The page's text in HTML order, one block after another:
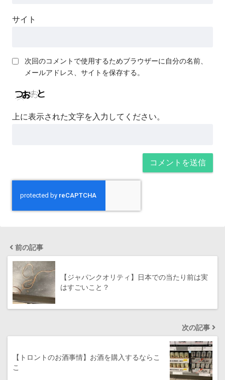
サイト
次回のコメントで使用するためブラウザーに自分の名前、
メールアドレス、サイトを保存する。
上に表示された文字を入力してください。
前の記事
【ジャパンクオリティ】日本での当たり前は実
はすごいこと？
次の記事
【トロントのお酒事情】お酒を購入するならこ
こ